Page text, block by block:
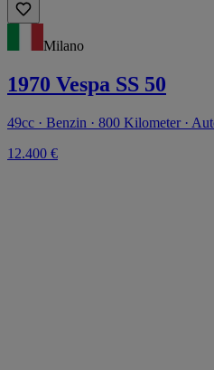
Milano
1970 Vespa SS 50
49cc · Benzin · 800 Kilometer ·
12.400 €